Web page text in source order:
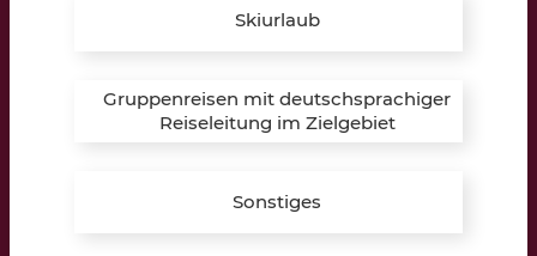
Australien / Neuseeland
Skiurlaub
Gruppenreisen mit deutschsprachiger
Reiseleitung im Zielgebiet
Sonstiges